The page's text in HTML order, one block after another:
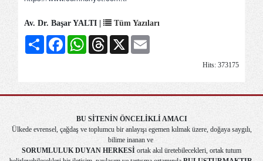
Av. Dr. Başar YALTI | Tüm Yazıları
Share FacebookWhatsAppThreads
X
Hits: 373175
BU SİTENİN ÖNCELİKLİ AMACI
Ülkede evrensel, çağdaş ve toplumcu bir anlayışı egemen kılmak üzere, doğaya saygılı,
bilime inanan ve
SORUMLULUK DUYAN HERKESİ ortak akıl üretebilecekleri, ortak tutum